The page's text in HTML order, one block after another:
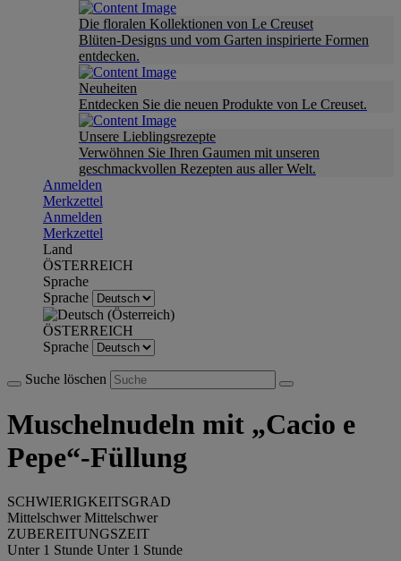
Die floralen Kollektionen von Le Creuset
Blüten-Designs und vom Garten inspirierte Formen
entdecken.
Neuheiten
Entdecken Sie die neuen Produkte von Le Creuset.
Unsere Lieblingsrezepte
Verwöhnen Sie Ihren Gaumen mit unseren
geschmackvollen Rezepten aus aller Welt.
Anmelden
Merkzettel
Anmelden
Merkzettel
Land
ÖSTERREICH
Sprache
Sprache
ÖSTERREICH
Sprache
Suche löschen
Muschelnudeln mit „Cacio e
Pepe“-Füllung
SCHWIERIGKEITSGRAD
Mittelschwer Mittelschwer
ZUBEREITUNGSZEIT
Unter 1 Stunde Unter 1 Stunde